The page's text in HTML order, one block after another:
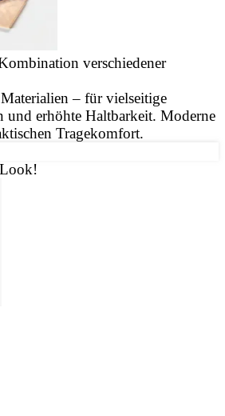
verschiedener
– für vielseitige
und erhöhte Haltbarkeit. Moderne
Tragekomfort.